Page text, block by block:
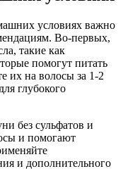
условиях важно
Во-первых,
такие как
помогут питать
их на волосы за 1-2
глубокого
без сульфатов и
и помогают
и дополнительного